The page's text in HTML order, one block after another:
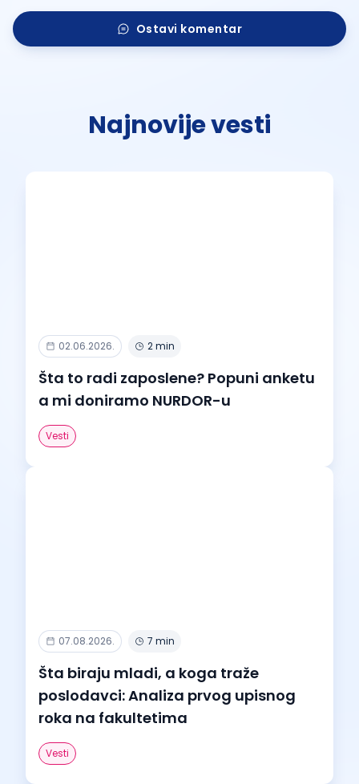
Ostavi komentar
Najnovije vesti
02.06.2026. 2 min
Šta to radi zaposlene? Popuni anketu
a mi doniramo NURDOR-u
Vesti
07.08.2026. 7 min
Šta biraju mladi, a koga traže
poslodavci: Analiza prvog upisnog
roka na fakultetima
Vesti